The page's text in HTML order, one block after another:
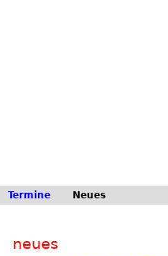
Termine Neues
neues